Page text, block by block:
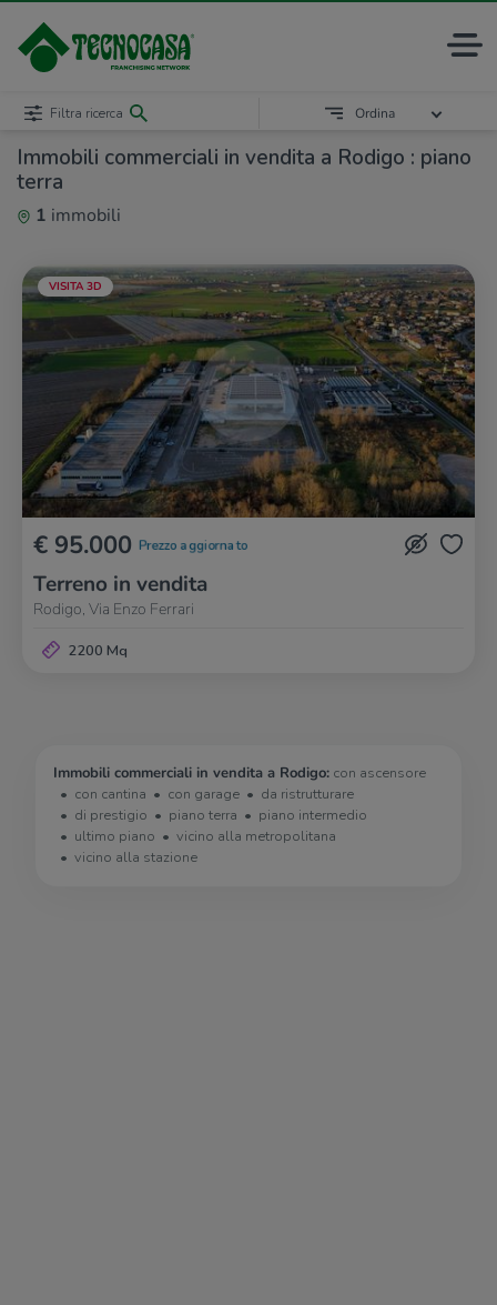
Immobili commerciali in vendita a Rodigo : piano
terra
1 immobili
Filtra ricerca Ordina
VISITA 3D
€ 95.000 Prezzo aggiornato
Terreno in vendita
Rodigo, Via Enzo Ferrari
2200 Mq
Immobili commerciali in vendita a Rodigo: con ascensore
con cantina
con garage
da ristrutturare
di prestigio
piano terra
piano intermedio
ultimo piano
vicino alla metropolitana
vicino alla stazione